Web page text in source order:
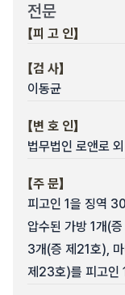
전문
【피 고 인】
【검 사】
이동균
【변 호 인】
법무법인 로앤로
【주 문】
피고인 1을 징역
압수된 가방 1개(
3개(증 제21호),
제23호)를 피고인